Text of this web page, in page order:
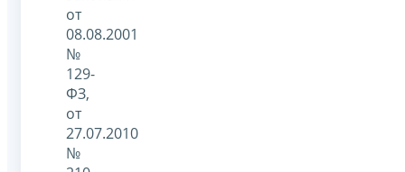
от
08.08.2001
№
129-
ФЗ,
от
27.07.2010
№